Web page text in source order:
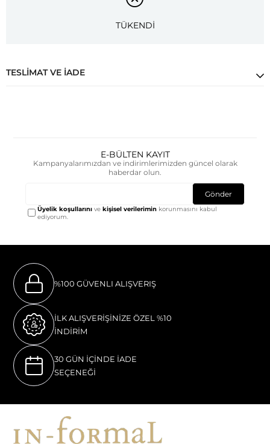
TÜKENDİ
TESLIMAT VE İADE
E-BÜLTEN KAYIT
Kampanyalarımızdan ve indirimlerimizden güncel olarak
haberdar olun.
Gönder
Üyelik koşullarını vekişisel verilerimin korunmasını kabul
ediyorum.
%100 GÜVENLI ALIŞVERIŞ
İLK ALIŞVERİŞİNİZE ÖZEL %10
İNDİRİM
30 GÜN İÇİNDE İADE
SEÇENEĞİ